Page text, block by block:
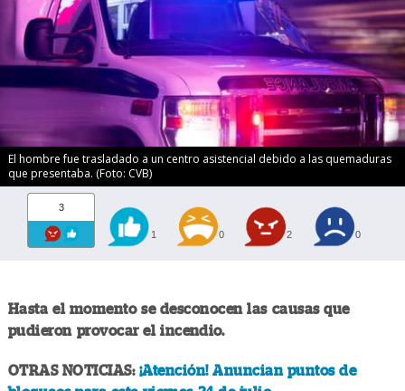
El hombre fue trasladado a un centro asistencial debido a las quemaduras
que presentaba. (Foto: CVB)
3
1 0 2 0
Hasta el momento se desconocen las causas que
pudieron provocar el incendio.
OTRAS NOTICIAS: ¡Atención! Anuncian puntos de